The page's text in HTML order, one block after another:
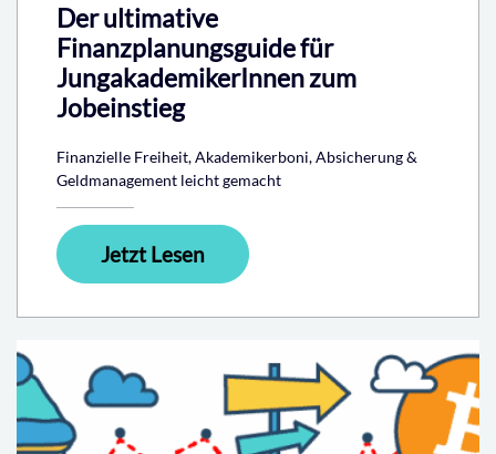
Der ultimative
Finanzplanungsguide für
JungakademikerInnen zum
Jobeinstieg
Finanzielle Freiheit, Akademikerboni, Absicherung &
Geldmanagement leicht gemacht
Jetzt Lesen